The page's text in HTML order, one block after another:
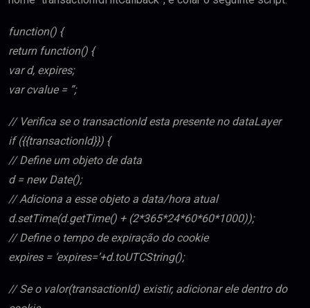
function() {
return function() {
var d, expires;
var cvalue = ”;
// Verifica se o transactionId esta presente no dataLayer
if ({{transactionId}}) {
// Define um objeto de data
d = new Date();
// Adiciona a esse objeto a data/hora atual
d.setTime(d.getTime() + (2*365*24*60*60*1000));
// Define o tempo de expiração do cookie
expires = ‘expires=’+d.toUTCString();
// Se o valor(transactionId) existir, adicionar ele dentro do